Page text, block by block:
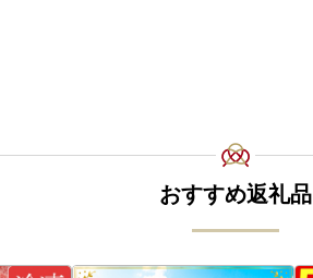
おすすめ返礼品